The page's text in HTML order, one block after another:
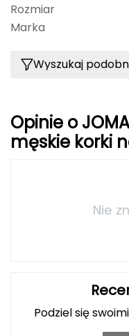
Gerber
Giant Dragon
Giro
Grand Trunk
Rozmiar
Marka
Wyszukaj
Opinie o
męskie korki
Nie
Podziel się